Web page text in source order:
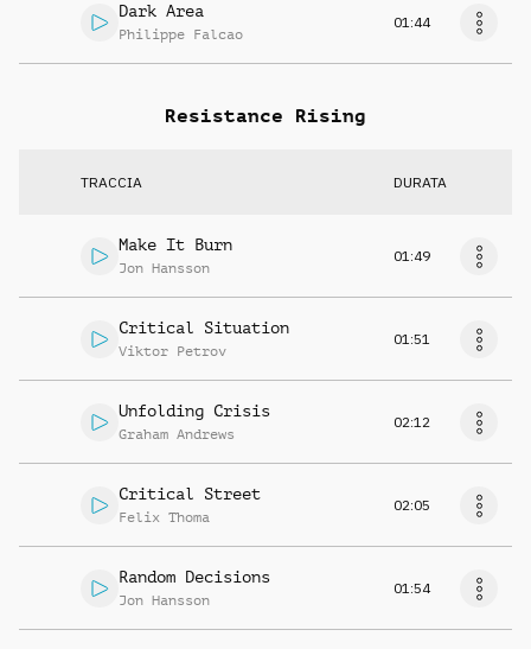
Dark Area
Philippe Falcao
01:44
Resistance Rising
TRACCIA DURATA
Make It Burn
Jon Hansson
01:49
Critical Situation
Viktor Petrov
01:51
Unfolding Crisis
Graham Andrews
02:12
Critical Street
Felix Thoma
02:05
Random Decisions
Jon Hansson
01:54